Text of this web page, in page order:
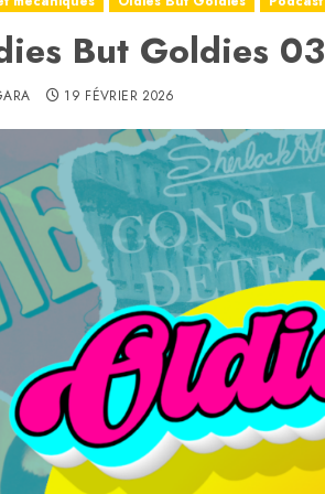
But Goldies 03
19 FÉVRIER 2026